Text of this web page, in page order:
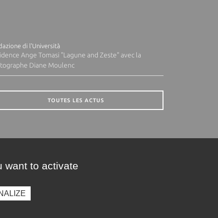
di l'Università
Ange Tomasi "Lagune and Zeste" avec la
Diane Moulenc
TOUTES LES ACTUS
want to activate